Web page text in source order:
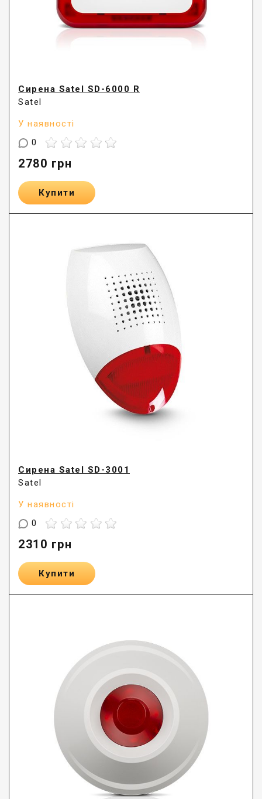
Сирена Satel SD-6000 R
Satel
У наявності
0
2780 грн
Купити
Сирена Satel SD-3001
Satel
У наявності
0
2310 грн
Купити